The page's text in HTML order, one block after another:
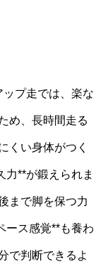
プ走では、楽な
め、長時間走る
くい身体がつく
力**が鍛えられま
まで脚を保つ力
ース感覚**も養わ
で判断できるよ